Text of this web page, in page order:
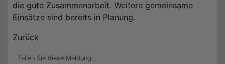
die gute Zusammenarbeit. Weitere gemeinsame
Einsätze sind bereits in Planung.
Zurück